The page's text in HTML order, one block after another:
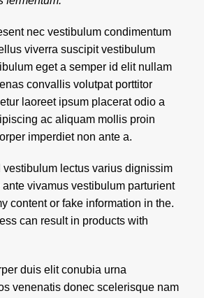
nec vestibulum condimentum
viverra suscipit vestibulum
eget a semper id elit nullam
convallis volutpat porttitor
laoreet ipsum placerat odio a
ac aliquam mollis proin
imperdiet non ante a.
vestibulum lectus varius dignissim
vivamus vestibulum parturient
content or fake information in the.
can result in products with
duis elit conubia urna
venenatis donec scelerisque nam